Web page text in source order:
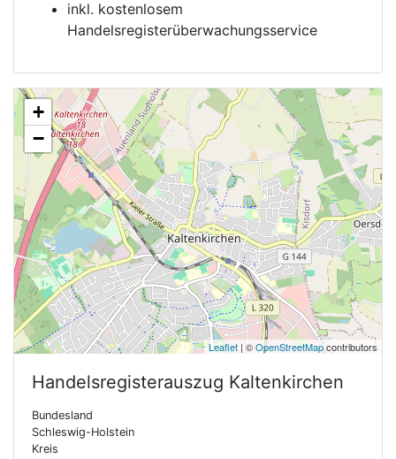
inkl. kostenlosem
Handelsregisterüberwachungsservice
+
−
Leaflet | ©OpenStreetMapcontributors
Handelsregisterauszug Kaltenkirchen
Bundesland
Schleswig-Holstein
Kreis